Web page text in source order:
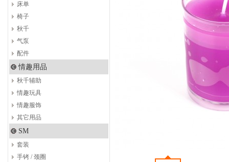
床单
椅子
秋千
气泵
配件
情趣用品
秋千辅助
情趣玩具
情趣服饰
其它用品
SM
套装
手铐 / 颈圈